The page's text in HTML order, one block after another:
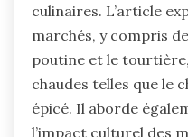
culinaires. L’article
marchés, y compris
poutine et le
chaudes telles que le
épicé. Il aborde
l’impact culturel des